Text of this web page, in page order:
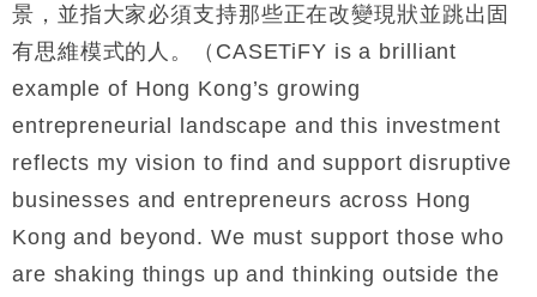
13:44
財經｜內地7月美元計價出口增近24%勝預期 貿易順
差達1125億美元
財經｜日本春季三度入市撐日圓 4月單日斥6.28萬億
日圓干預創新高
11:12
國際｜特朗普料美伊戰事快結束 承認部分彈藥庫存緊
司
景，並指大家必須支持那些正在改變現狀並跳出固
有思維模式的人。（CASETiFY is a brilliant
example of Hong Kong’s growing
entrepreneurial landscape and this investment
reflects my vision to find and support disruptive
businesses and entrepreneurs across Hong
Kong and beyond. We must support those who
are shaking things up and thinking outside the